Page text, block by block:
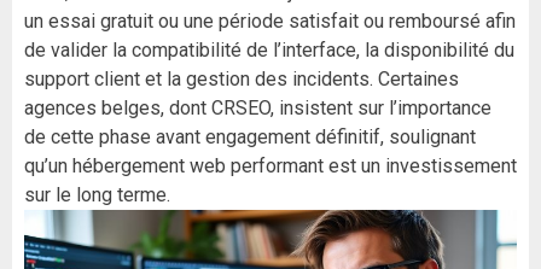
un essai gratuit ou une période satisfait ou remboursé afin
de valider la compatibilité de l’interface, la disponibilité du
support client et la gestion des incidents. Certaines
agences belges, dont CRSEO, insistent sur l’importance
de cette phase avant engagement définitif, soulignant
qu’un hébergement web performant est un investissement
sur le long terme.